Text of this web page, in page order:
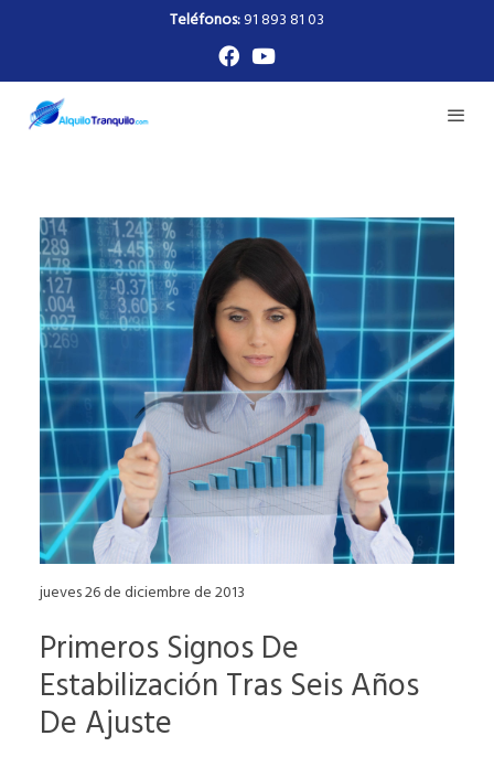
Teléfonos:91 893 81 03
jueves 26 de diciembre de 2013
Primeros Signos De
Estabilización Tras Seis Años
De Ajuste